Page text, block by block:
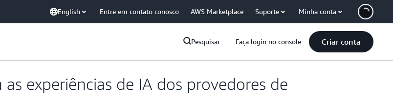
English Entre em contato conosco AWS Marketplace Suporte Minha conta
Pesquisar Faça login no console Criar conta
experiências de IA dos provedores de